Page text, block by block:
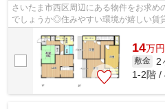
さいたま市西区周辺にある物件をお求
でしょうか◎住みやすい環境が嬉しい賃
14万円
敷金 2
1-2階 /